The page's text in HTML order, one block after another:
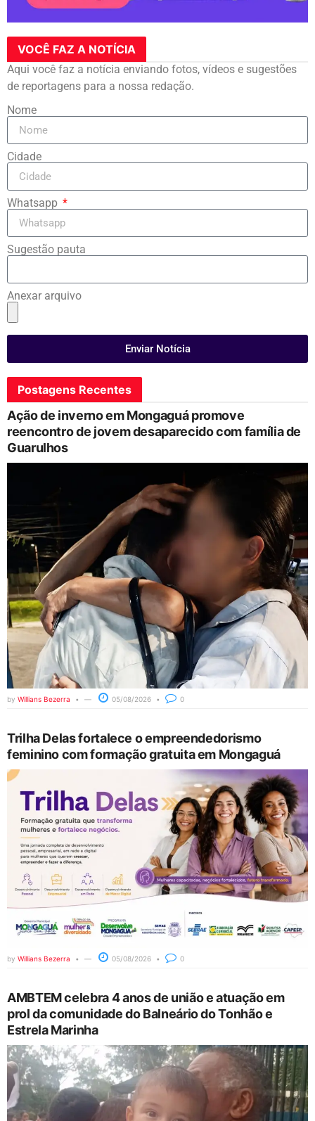
VOCÊ FAZ A NOTÍCIA
Aqui você faz a notícia enviando fotos, vídeos e sugestões
de reportagens para a nossa redação.
Nome
Cidade
Whatsapp
Sugestão pauta
Anexar arquivo
Enviar Notícia
Postagens Recentes
Ação de inverno em Mongaguá promove
reencontro de jovem desaparecido com família de
Guarulhos
by Willians Bezerra 05/08/2026 0
Trilha Delas fortalece o empreendedorismo
feminino com formação gratuita em Mongaguá
by Willians Bezerra 05/08/2026 0
AMBTEM celebra 4 anos de união e atuação em
prol da comunidade do Balneário do Tonhão e
Estrela Marinha